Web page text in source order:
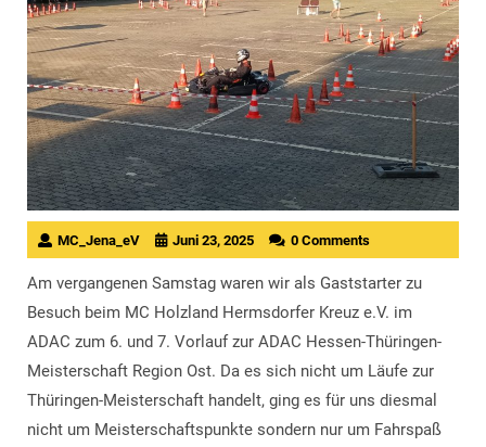
MC_Jena_eV Juni 23, 2025 0 Comments
Am vergangenen Samstag waren wir als Gaststarter zu
Besuch beim MC Holzland Hermsdorfer Kreuz e.V. im
ADAC zum 6. und 7. Vorlauf zur ADAC Hessen-Thüringen-
Meisterschaft Region Ost. Da es sich nicht um Läufe zur
Thüringen-Meisterschaft handelt, ging es für uns diesmal
nicht um Meisterschaftspunkte sondern nur um Fahrspaß